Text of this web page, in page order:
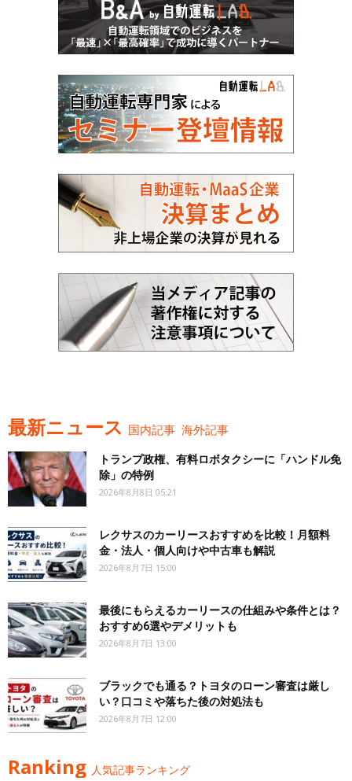
最新ニュース 国内記事 海外記事
トランプ政権、有料ロボタクシーに「ハンドル免
除」の特例
2026年8月8日 05:21
レクサスのカーリースおすすめを比較！月額料
金・法人・個人向けや中古車も解説
2026年8月7日 15:00
最後にもらえるカーリースの仕組みや条件とは？
おすすめ6選やデメリットも
2026年8月7日 13:00
ブラックでも通る？トヨタのローン審査は厳し
い？口コミや落ちた後の対処法も
2026年8月7日 12:00
Ranking 人気記事ランキング